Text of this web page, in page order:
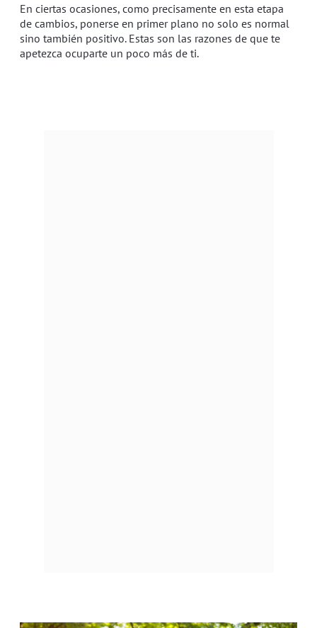
En ciertas ocasiones, como precisamente en esta etapa
de cambios, ponerse en primer plano no solo es normal
sino también positivo. Estas son las razones de que te
apetezca ocuparte un poco más de ti.